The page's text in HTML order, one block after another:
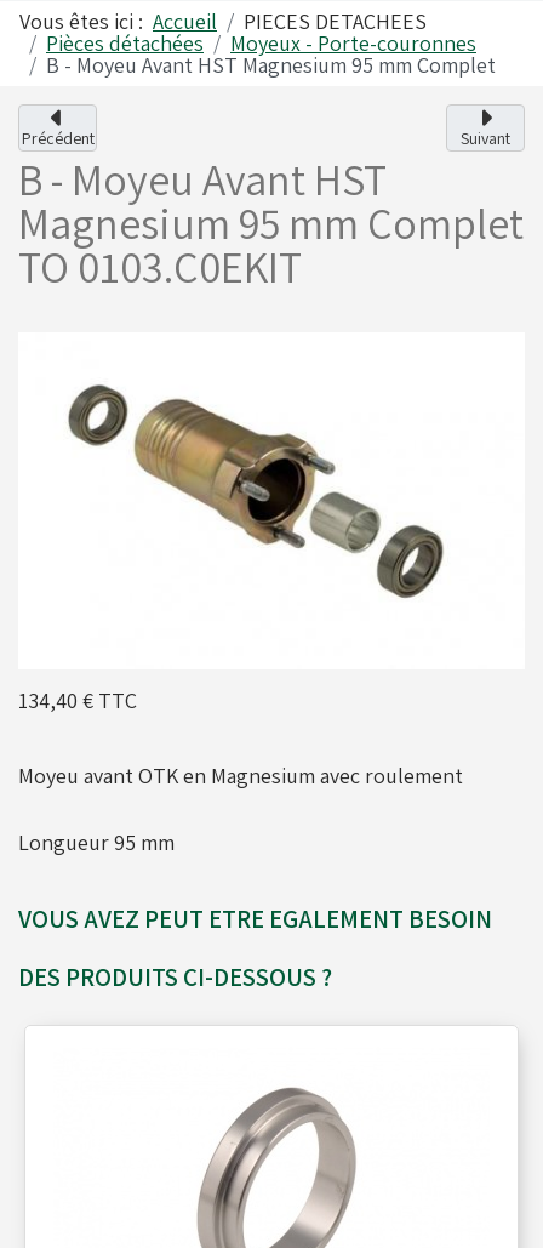
Vous êtes ici : Accueil PIECES DETACHEES
Pièces détachées Moyeux - Porte-couronnes
B - Moyeu Avant HST Magnesium 95 mm Complet
Précédent Suivant
B - Moyeu Avant HST
Magnesium 95 mm Complet
TO 0103.C0EKIT
134,40 € TTC
Moyeu avant OTK en Magnesium avec roulement
Longueur 95 mm
VOUS AVEZ PEUT ETRE EGALEMENT BESOIN
DES PRODUITS CI-DESSOUS ?
Carrosseries
Freins
Fusées & Pièces
Leviers de vitesses
Pédales - Cale-pieds
Alfano
Visserie - Boulonnerie
Lubrifiants